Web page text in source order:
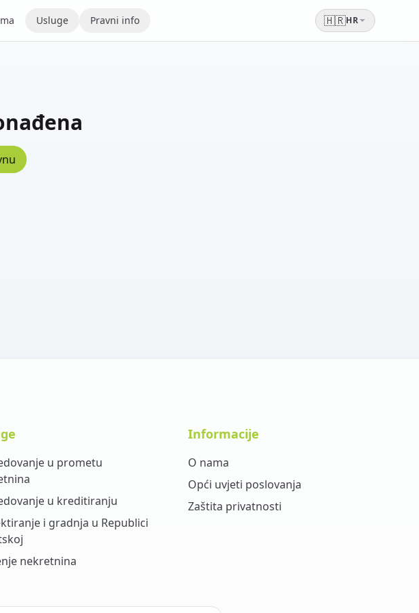
Usluge Pravni info 🇭🇷HR
u prometu
u kreditiranju
i gradnja u Republici
nekretnina
Informacije
O nama
Opći uvjeti poslovanja
Zaštita privatnosti